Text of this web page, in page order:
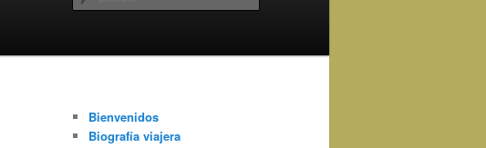
Bienvenidos
Biografía viajera